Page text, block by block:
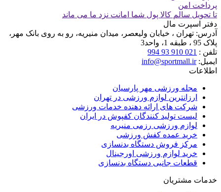
پرداخت امن
تا تحویل سالم کالا پول شما امانت نزد ما می ماند
دفتر اسپرت مال
آدرس: تهران ، خیابان ولیعصر، میدان منیریه، رو به روی بانک مهر،
پلاک 95 ، طبقه 1، واحد3
تلفن : 021 910 93 994
ایمیل:info@sportmall.ir
اطلاعات
مجله ورزشی مهر پارسیان
ارزانترین لوازم ورزشی در تهران
شرکت های ارائه دهنده خدمات ورزشی
لیست تولید کنندگان کفپوش در ایران
لوازم ورزشی رزمی منیریه
خرید عمده کفش ورزشی
مرکز فروش دستگاه بدنسازی
خرید لوازم ورزشی اورجینال
قطعات جانبی دستگاه بدنسازی
خدمات مشتریان